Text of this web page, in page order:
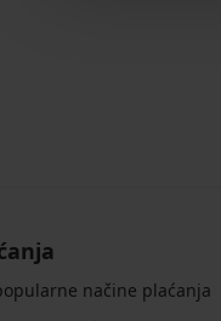
načine plaćanja